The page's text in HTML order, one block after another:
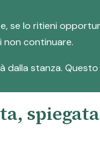
se lo ritieni
non continuare.
stanza.